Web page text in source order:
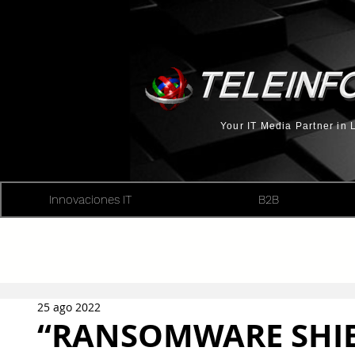
Your IT Media Partner in
Innovaciones IT B2B
“RANSOMWARE
25 ago 2022